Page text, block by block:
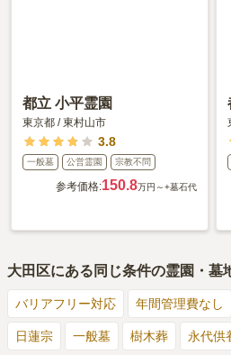
参する。
都立 小平霊園
東京都 /東村山市
3.8
一般墓 公営霊園 宗教不問
参考価格:150.8万円～+墓石代
大田区にある同じ条件の霊園・墓
バリアフリー対応 年間管理費なし
日蓮宗 一般墓 樹木葬 永代供